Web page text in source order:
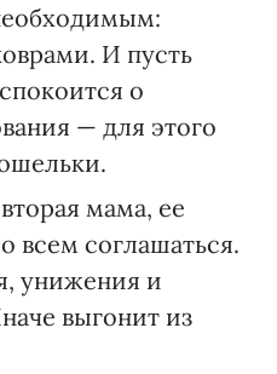
И пусть
о
— для этого
мама, ее
всем соглашаться.
унижения и
выгонит из